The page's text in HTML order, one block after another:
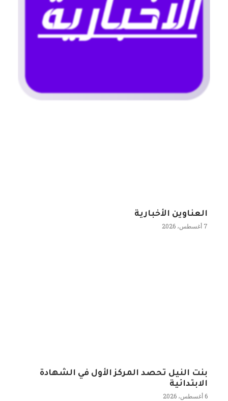
العناوين الأخبارية
7 أغسطس، 2026
بنت النيل تحصد المركز الأول في الشهادة
الابتدائية
6 أغسطس، 2026